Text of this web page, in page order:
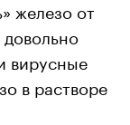
железо от
вирусные
в растворе